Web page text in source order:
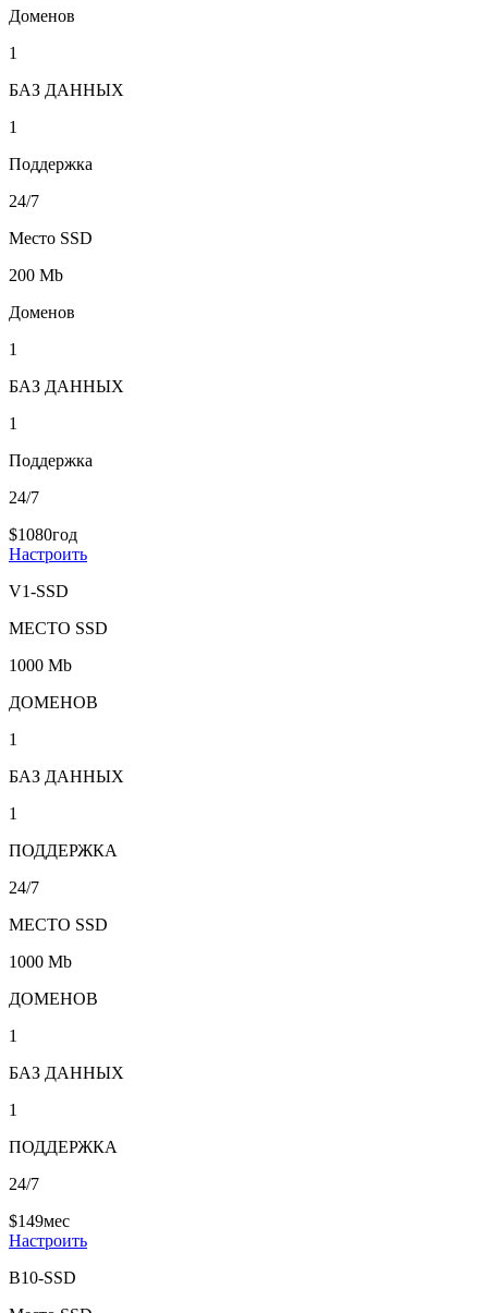
Доменов
1
БАЗ ДАННЫХ
1
Поддержка
24/7
Место SSD
200 Mb
Доменов
1
БАЗ ДАННЫХ
1
Поддержка
24/7
$1080год
Настроить
V1-SSD
МЕСТО SSD
1000 Mb
ДОМЕНОВ
1
БАЗ ДАННЫХ
1
ПОДДЕРЖКА
24/7
МЕСТО SSD
1000 Mb
ДОМЕНОВ
1
БАЗ ДАННЫХ
1
ПОДДЕРЖКА
24/7
$149мес
Настроить
B10-SSD